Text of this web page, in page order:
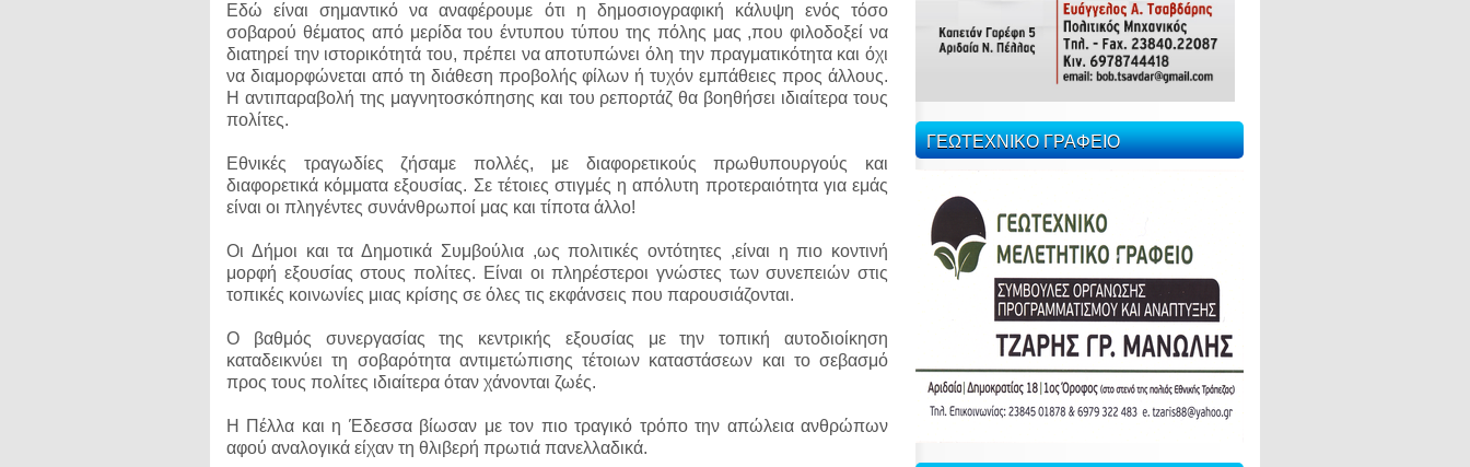
Εδώ είναι σημαντικό να αναφέρουμε ότι η δημοσιογραφική κάλυψη ενός τόσο
σοβαρού θέματος από μερίδα του έντυπου τύπου της πόλης μας ,που φιλοδοξεί να
διατηρεί την ιστορικότητά του, πρέπει να αποτυπώνει όλη την πραγματικότητα και όχι
να διαμορφώνεται από τη διάθεση προβολής φίλων ή τυχόν εμπάθειες προς άλλους.
Η αντιπαραβολή της μαγνητοσκόπησης και του ρεπορτάζ θα βοηθήσει ιδιαίτερα τους
πολίτες.
Εθνικές τραγωδίες ζήσαμε πολλές, με διαφορετικούς πρωθυπουργούς και
διαφορετικά κόμματα εξουσίας. Σε τέτοιες στιγμές η απόλυτη προτεραιότητα για εμάς
είναι οι πληγέντες συνάνθρωποί μας και τίποτα άλλο!
Οι Δήμοι και τα Δημοτικά Συμβούλια ,ως πολιτικές οντότητες ,είναι η πιο κοντινή
μορφή εξουσίας στους πολίτες. Είναι οι πληρέστεροι γνώστες των συνεπειών στις
τοπικές κοινωνίες μιας κρίσης σε όλες τις εκφάνσεις που παρουσιάζονται.
Ο βαθμός συνεργασίας της κεντρικής εξουσίας με την τοπική αυτοδιοίκηση
καταδεικνύει τη σοβαρότητα αντιμετώπισης τέτοιων καταστάσεων και το σεβασμό
προς τους πολίτες ιδιαίτερα όταν χάνονται ζωές.
Η Πέλλα και η Έδεσσα βίωσαν με τον πιο τραγικό τρόπο την απώλεια ανθρώπων
αφού αναλογικά είχαν τη θλιβερή πρωτιά πανελλαδικά.
ΓΕΩΤΕΧΝΙΚΟ ΓΡΑΦΕΙΟ